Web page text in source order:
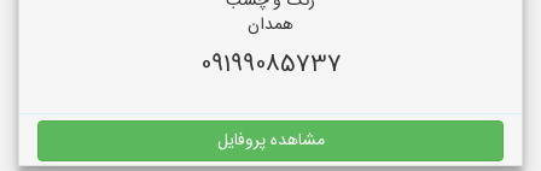
همدان
09199085737
مشاهده پروفایل